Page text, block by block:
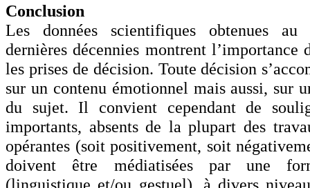
Conclusion
Les données scientifiques obtenues
dernières décennies montrent l’importance
les prises de décision. Toute décision
sur un contenu émotionnel mais aussi, sur
du sujet. Il convient cependant de
importants, absents de la plupart des
opérantes (soit positivement, soit
doivent être médiatisées par une
(linguistique et/ou gestuel), à divers